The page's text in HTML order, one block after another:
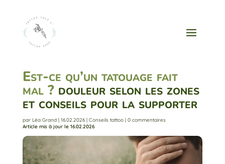
Est-ce qu’un tatouage fait
mal ?douleur selon les zones
et conseils pour la supporter
par Léa Grand| 16.02.2026| Conseils tattoo| 0 commentaires
Article mis à jour le 16.02.2026